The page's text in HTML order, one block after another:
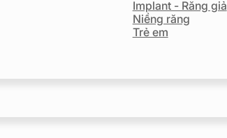
Implant - Răng giả
Niềng răng
Trẻ em